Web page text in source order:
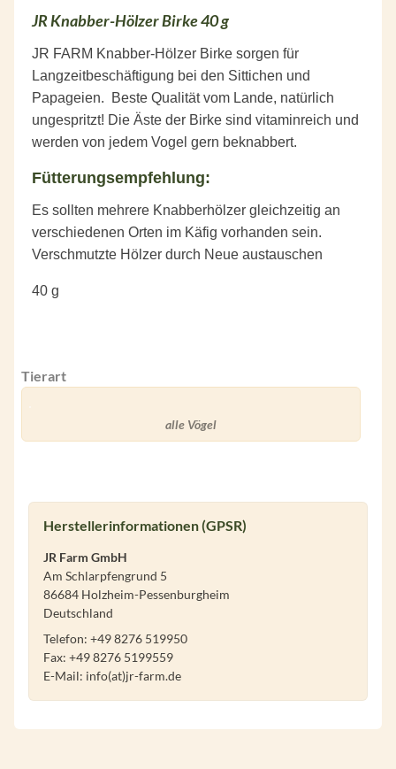
JR Knabber-Hölzer Birke 40 g
JR FARM Knabber-Hölzer Birke sorgen für
Langzeitbeschäftigung bei den Sittichen und
Papageien. Beste Qualität vom Lande, natürlich
ungespritzt! Die Äste der Birke sind vitaminreich und
werden von jedem Vogel gern beknabbert.
Fütterungsempfehlung:
Es sollten mehrere Knabberhölzer gleichzeitig an
verschiedenen Orten im Käfig vorhanden sein.
Verschmutzte Hölzer durch Neue austauschen
40 g
Tierart
alle Vögel
Herstellerinformationen (GPSR)
JR Farm GmbH
Am Schlarpfengrund 5
86684 Holzheim-Pessenburgheim
Deutschland
Telefon: +49 8276 519950
Fax: +49 8276 5199559
E-Mail: info(at)jr-farm.de